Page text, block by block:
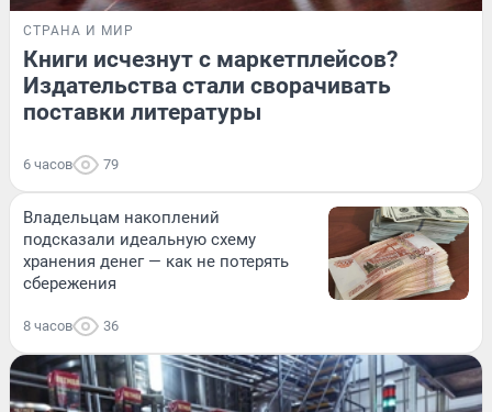
СТРАНА И МИР
Книги исчезнут с маркетплейсов?
Издательства стали сворачивать
поставки литературы
6 часов 79
Владельцам накоплений
подсказали идеальную схему
хранения денег — как не потерять
сбережения
8 часов 36